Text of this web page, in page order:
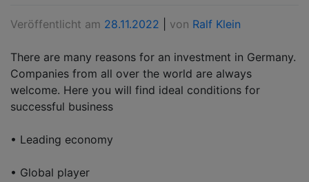
Veröffentlicht am 28.11.2022 von Ralf Klein
There are many reasons for an investment in Germany.
Companies from all over the world are always
welcome. Here you will find ideal conditions for
successful business
• Leading economy
• Global player